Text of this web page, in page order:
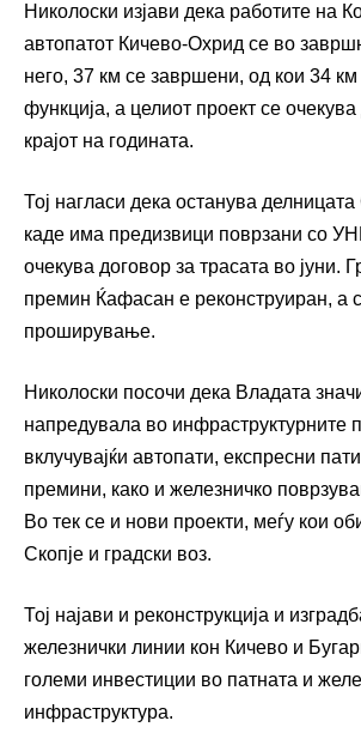
Николоски изјави дека работите на
автопатот Кичево-Охрид се во
него, 37 км се завршени, од кои 34
функција, а целиот проект се
крајот на годината.
Тој нагласи дека останува
каде има предизвици поврзани со
очекува договор за трасата во јуни.
премин Ќафасан е реконструиран, а
проширување.
Николоски посочи дека Владата
напредувала во инфраструктурните
вклучувајќи автопати, експресни
премини, како и железничко
Во тек се и нови проекти, меѓу кои
Скопје и градски воз.
Тој најави и реконструкција и
железнички линии кон Кичево и
големи инвестиции во патната и
инфраструктура.